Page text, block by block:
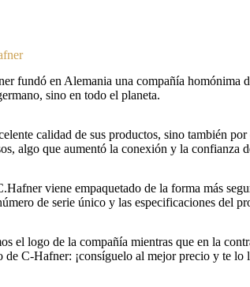
en Alemania una compañía homónima
sino en todo el planeta.
calidad de sus productos, sino también
algo que aumentó la conexión y la
viene empaquetado de la forma más
de serie único y las especificaciones del
el logo de la compañía mientras que en la
de C-Hafner: ¡consíguelo al mejor precio y te lo